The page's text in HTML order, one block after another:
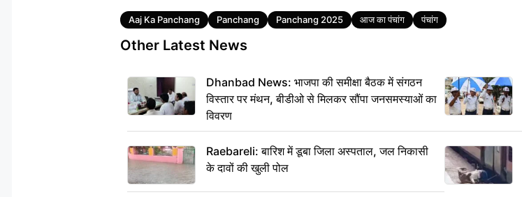
Tags
Aaj Ka Panchang Panchang Panchang 2025 आज का पंचांग पंचांग
Other Latest News
Dhanbad News: भाजपा की समीक्षा बैठक में संगठन
विस्तार पर मंथन, बीडीओ से मिलकर सौंपा जनसमस्याओं का
विवरण
Raebareli: बारिश में डूबा जिला अस्पताल, जल निकासी
के दावों की खुली पोल